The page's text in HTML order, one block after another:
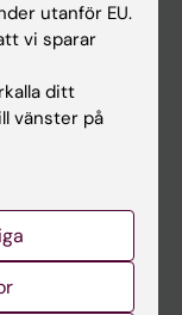
utanför EU.
vi sparar
ditt
vänster på